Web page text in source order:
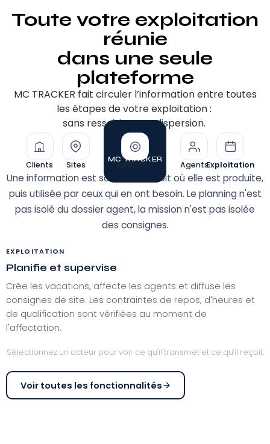
Toute votre exploitation
réunie
dans une seule
plateforme
MC TRACKER fait circuler l’information entre toutes
les étapes de votre exploitation :
sans ressaisie, sans dispersion.
MC TRACKER
Direction Exploitation
Agents
Sites
Clients
Une information est saisie à l'endroit où elle est produite,
puis utilisée par ceux qui en ont besoin. Le planning n'est
pas isolé du dossier agent, la mission n'est pas isolée
des consignes.
EXPLOITATION
Planifie et supervise
Crée les vacations, affecte les agents et diffuse les
consignes de site. Les contraintes de repos, d'heures et
de qualification sont vérifiées au moment de
l'affectation.
Sélectionnez un acteur pour voir ce qu'il transmet et ce qu'il reçoit.
Voir toutes les fonctionnalités